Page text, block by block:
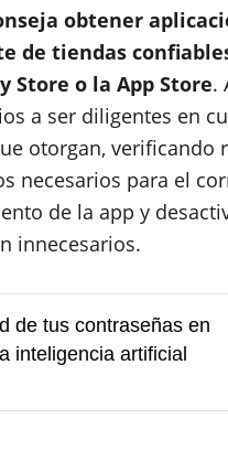
obtener
de tiendas
Store o la App Store.
a ser diligentes en
otorgan, verificando
necesarios para el
de la app y
innecesarios.
de tus contraseñas en
inteligencia artificial